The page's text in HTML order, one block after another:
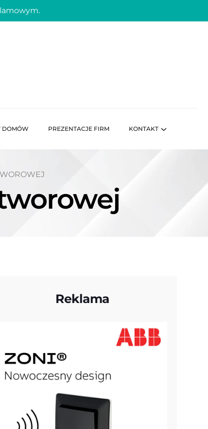
DOMÓW PREZENTACJE FIRM KONTAKT
Reklama